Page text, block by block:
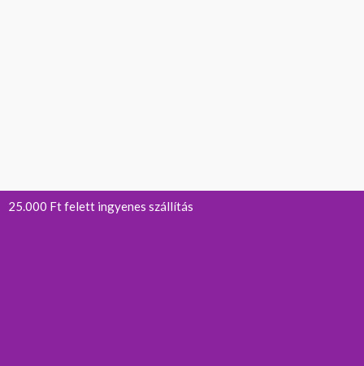
25.000 Ft felett ingyenes szállítás